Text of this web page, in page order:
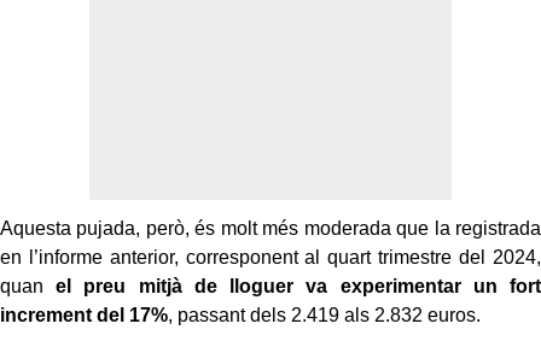
Aquesta pujada, però, és molt més moderada que la registrada
en l’informe anterior, corresponent al quart trimestre del 2024,
quanel preu mitjà de lloguer va experimentar un fort
increment del 17%, passant dels 2.419 als 2.832 euros.